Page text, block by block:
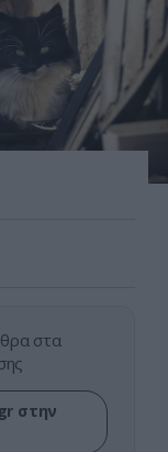
στα
στην